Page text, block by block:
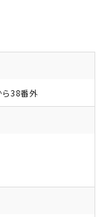
38番外